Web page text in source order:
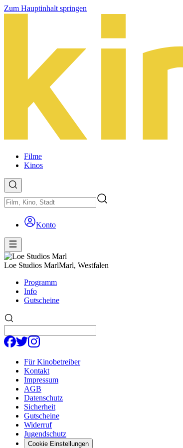
Zum Hauptinhalt springen
Filme
Kinos
Konto
Loe Studios MarlMarl, Westfalen
Programm
Info
Gutscheine
Für Kinobetreiber
Kontakt
Impressum
AGB
Datenschutz
Sicherheit
Gutscheine
Widerruf
Jugendschutz
Cookie Einstellungen